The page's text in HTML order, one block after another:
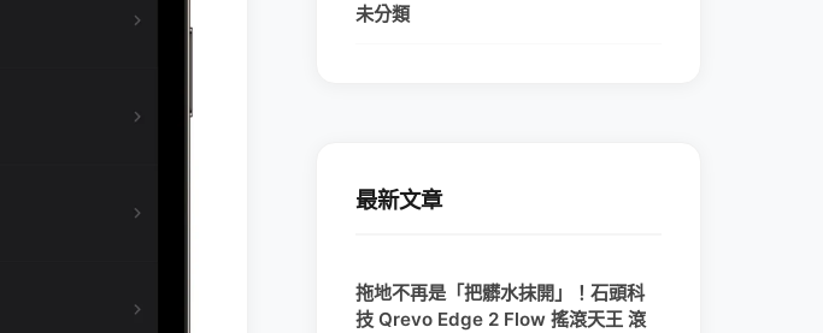
未分類
最新文章
拖地不再是「把髒水抹開」！石頭科
技 Qrevo Edge 2 Flow 搖滾天王 滾